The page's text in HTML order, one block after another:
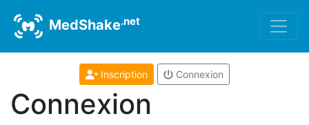
MedShake.net
Inscription Connexion
Connexion